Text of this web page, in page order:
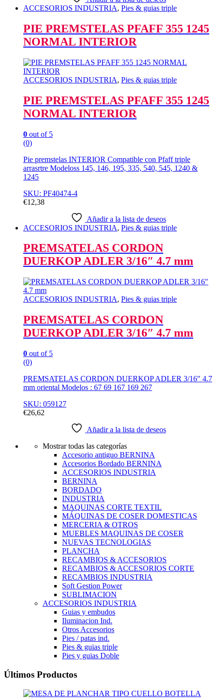
ACCESORIOS INDUSTRIA, Pies & guias triple
PIE PREMSTELAS PFAFF 355 1245
NORMAL INTERIOR
ACCESORIOS INDUSTRIA, Pies & guias triple
PIE PREMSTELAS PFAFF 355 1245
NORMAL INTERIOR
0 out of 5
(0)
Pie premstelas INTERIOR Compatible con Pfaff triple
arrasrtre Modeloss 145, 146, 195, 335, 540, 545, 1240 &
1245
SKU: PF40474-4
€12,38
Añadir a la lista de deseos
ACCESORIOS INDUSTRIA, Pies & guias triple
PREMSATELAS CORDON
DUERKOP ADLER 3/16″ 4.7 mm
ACCESORIOS INDUSTRIA, Pies & guias triple
PREMSATELAS CORDON
DUERKOP ADLER 3/16″ 4.7 mm
0 out of 5
(0)
PREMSATELAS CORDON DUERKOP ADLER 3/16″ 4.7
mm oriental Modelos : 67 69 167 169 267
SKU: 059127
€26,62
Añadir a la lista de deseos
Mostrar todas las categorías
Accesorio antiguo BERNINA
Accesorios Bordado BERNINA
ACCESORIOS INDUSTRIA
BERNINA
BORDADO
INDUSTRIA
MAQUINAS CORTE TEXTIL
MÁQUINAS DE COSER DOMESTICAS
MERCERIA & OTROS
MUEBLES MAQUINAS DE COSER
NUEVAS TECNOLOGIAS
PLANCHA
RECAMBIOS & ACCESORIOS
RECAMBIOS & ACCESORIOS CORTE
RECAMBIOS INDUSTRIA
Soft Gestion Power
SUBLIMACION
ACCESORIOS INDUSTRIA
Guias y embudos
Iluminacion Ind.
Otros Accesorios
Pies / patas ind.
Pies & guias triple
Pies y guias Doble
Últimos Productos